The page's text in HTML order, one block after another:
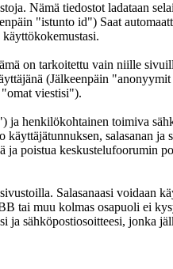
Nämä tiedostot ladataan
"istunto id") Saat
on tarkoitettu vain niille
(Jälkeenpäin
viestisi").
ja henkilökohtainen toimiva
salasanan ja
poistua keskustelufoorumin
Salasanaasi voidaan
tai muu kolmas osapuoli ei
ja sähköpostiosoitteesi, jonka